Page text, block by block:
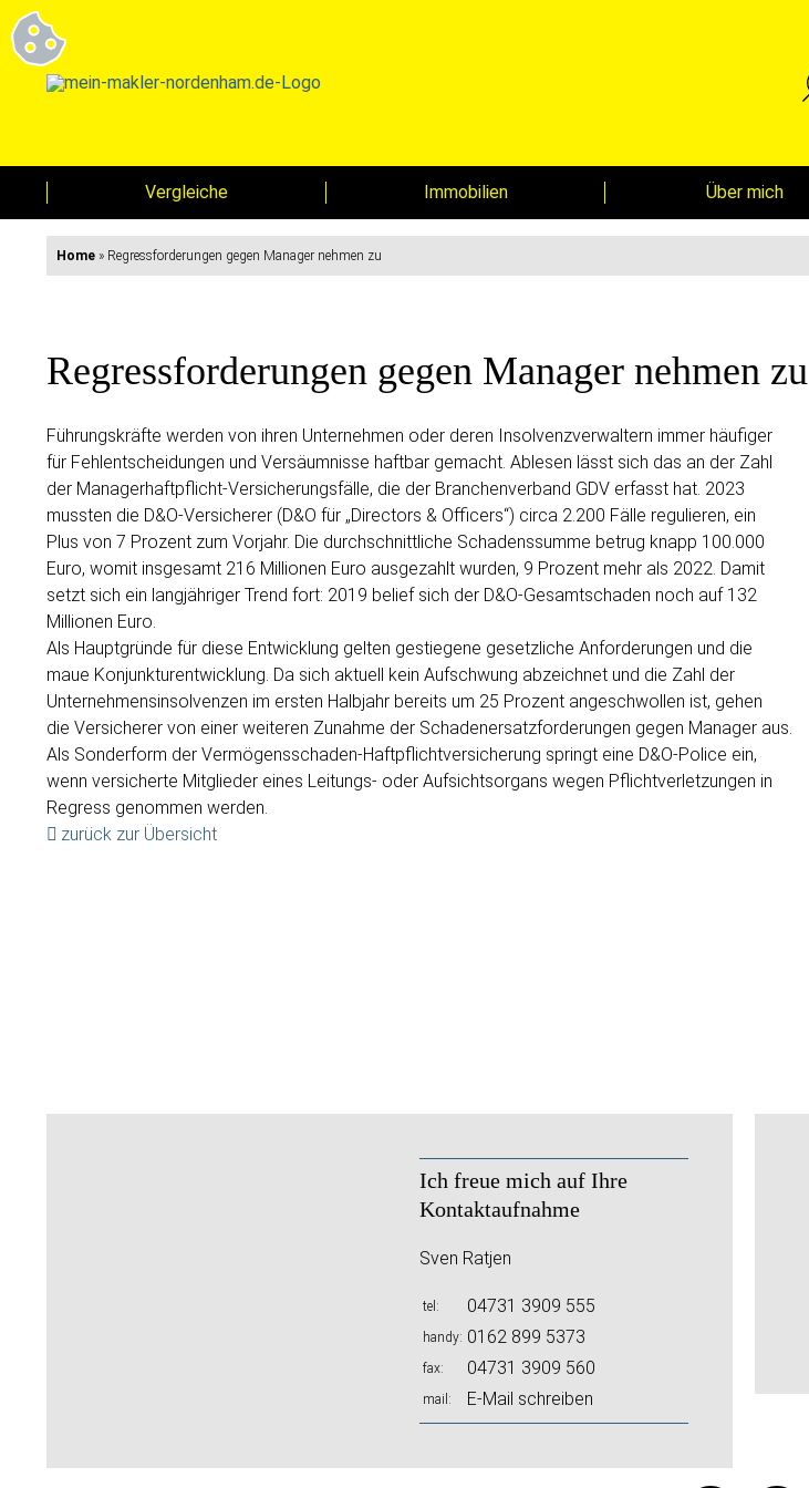
Vergleiche Immobilien Über mich
Home » Regressforderungen gegen Manager nehmen zu
Regressforderungen gegen Manager nehmen zu
Führungskräfte werden von ihren Unternehmen oder deren Insolvenzverwaltern immer häufiger
für Fehlentscheidungen und Versäumnisse haftbar gemacht. Ablesen lässt sich das an der Zahl
der Managerhaftpflicht-Versicherungsfälle, die der Branchenverband GDV erfasst hat. 2023
mussten die D&O-Versicherer (D&O für „Directors & Officers“) circa 2.200 Fälle regulieren, ein
Plus von 7 Prozent zum Vorjahr. Die durchschnittliche Schadenssumme betrug knapp 100.000
Euro, womit insgesamt 216 Millionen Euro ausgezahlt wurden, 9 Prozent mehr als 2022. Damit
setzt sich ein langjähriger Trend fort: 2019 belief sich der D&O-Gesamtschaden noch auf 132
Millionen Euro.
Als Hauptgründe für diese Entwicklung gelten gestiegene gesetzliche Anforderungen und die
maue Konjunkturentwicklung. Da sich aktuell kein Aufschwung abzeichnet und die Zahl der
Unternehmensinsolvenzen im ersten Halbjahr bereits um 25 Prozent angeschwollen ist, gehen
die Versicherer von einer weiteren Zunahme der Schadenersatzforderungen gegen Manager aus.
Als Sonderform der Vermögensschaden-Haftpflichtversicherung springt eine D&O-Police ein,
wenn versicherte Mitglieder eines Leitungs- oder Aufsichtsorgans wegen Pflichtverletzungen in
Regress genommen werden.
zurück zur Übersicht
Ich freue mich auf Ihre
Kontaktaufnahme
Sven Ratjen
tel 04731 3909 555
handy 0162 899 5373
fax 04731 3909 560
mail E-Mail schreiben